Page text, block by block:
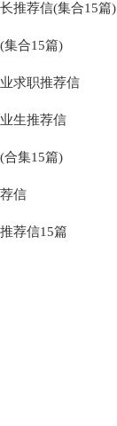
推荐信(集合15篇)
集合15篇)
求职推荐信
生推荐信
合集15篇)
信
荐信15篇